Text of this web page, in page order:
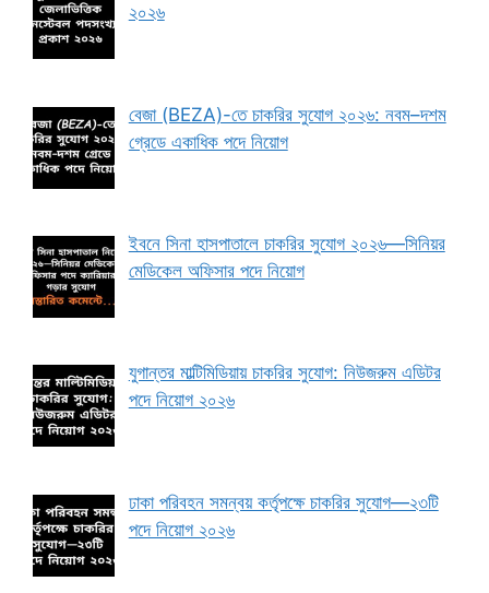
২০২৬
বেজা (BEZA)-তে চাকরির সুযোগ ২০২৬: নবম–দশম
গ্রেডে একাধিক পদে নিয়োগ
ইবনে সিনা হাসপাতালে চাকরির সুযোগ ২০২৬—সিনিয়র
মেডিকেল অফিসার পদে নিয়োগ
যুগান্তর মাল্টিমিডিয়ায় চাকরির সুযোগ: নিউজরুম এডিটর
পদে নিয়োগ ২০২৬
ঢাকা পরিবহন সমন্বয় কর্তৃপক্ষে চাকরির সুযোগ—২৩টি
পদে নিয়োগ ২০২৬